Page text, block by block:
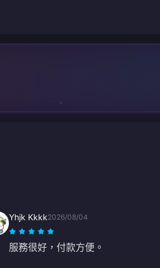
Yhjk Kkkk2026/08/04
服務很好，付款方便。